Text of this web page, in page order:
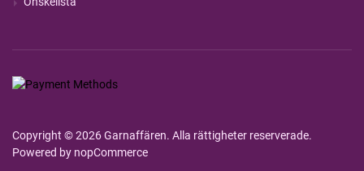
Copyright © 2026 Garnaffären. Alla rättigheter reserverade.
Powered by nopCommerce